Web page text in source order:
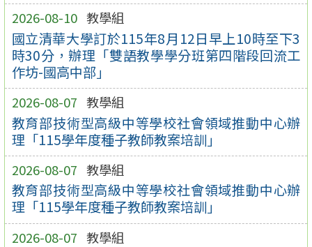
2026-08-10 教學組
國立清華大學訂於115年8月12日早上10時至下3
時30分，辦理「雙語教學學分班第四階段回流工
作坊-國高中部」
2026-08-07 教學組
教育部技術型高級中等學校社會領域推動中心辦
理「115學年度種子教師教案培訓」
2026-08-07 教學組
教育部技術型高級中等學校社會領域推動中心辦
理「115學年度種子教師教案培訓」
2026-08-07 教學組